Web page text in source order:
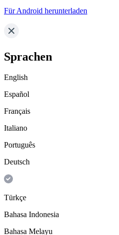
Für Android herunterladen
Sprachen
English
Español
Français
Italiano
Português
Deutsch
Türkçe
Bahasa Indonesia
Bahasa Melayu